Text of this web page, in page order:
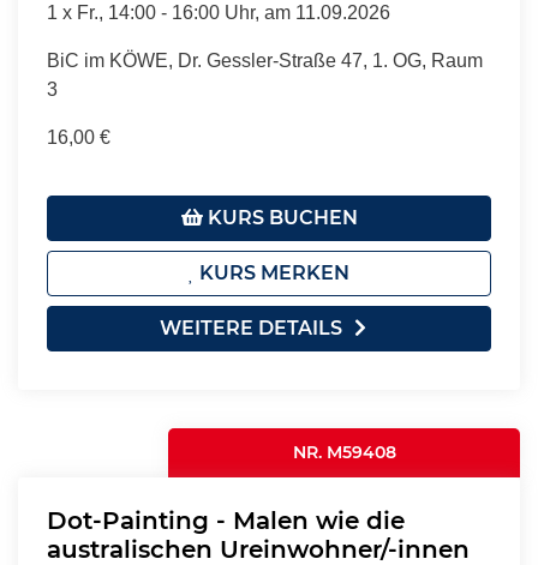
1 x Fr., 14:00 - 16:00 Uhr, am 11.09.2026
BiC im KÖWE, Dr. Gessler-Straße 47, 1. OG, Raum
3
16,00 €
KURS BUCHEN
KURS MERKEN
WEITERE DETAILS
NR. M59408
Dot-Painting - Malen wie die
australischen Ureinwohner/-innen